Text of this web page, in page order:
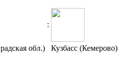
:
обл.) Кузбасс (Кемерово)